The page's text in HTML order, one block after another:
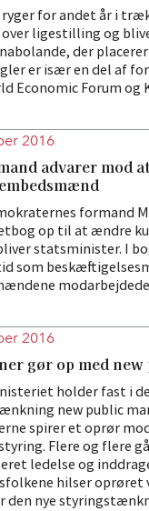
ryger for andet år i
ligestilling og
der
er især en del af
Economic Forum og
2016
advarer mod
formand
op til at ændre
statsminister. I
som
2016
gør op med
holder fast i
new public
spirer et oprør
Flere og flere
ledelse og
hilser oprøret
den nye